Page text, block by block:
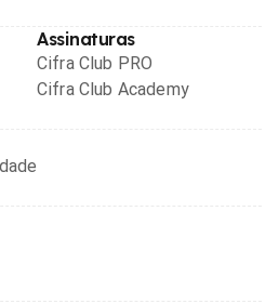
Assinaturas
Cifra Club PRO
Cifra Club Academy